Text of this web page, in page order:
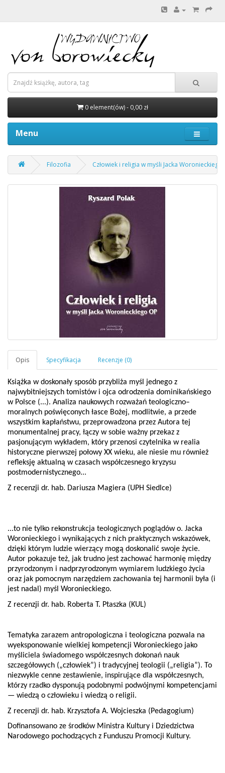
0 element(ów) - 0,00 zł
Menu
Filozofia Człowiek i religia w myśli Jacka Woronieckiego
Książka w doskonały sposób przybliża myśl jednego z
najwybitniejszych tomistów i ojca odrodzenia dominikańskiego
w Polsce (...). Analiza naukowych rozważań teologiczno–
moralnych poświęconych łasce Bożej, modlitwie, a przede
wszystkim kapłaństwu, przeprowadzona przez Autora tej
monumentalnej pracy, łączy w sobie ważny przekaz z
pasjonującym wykładem, który przenosi czytelnika w realia
historyczne pierwszej połowy XX wieku, ale niesie mu również
refleksję aktualną w czasach współczesnego kryzysu
postmodernistycznego...
Z recenzji dr. hab. Dariusza Magiera (UPH Siedlce)
...to nie tylko rekonstrukcja teologicznych poglądów o. Jacka
Woronieckiego i wynikających z nich praktycznych wskazówek,
dzięki którym ludzie wierzący mogą doskonalić swoje życie.
Autor pokazuje też, jak trudno jest zachować harmonię między
przyrodzonym i nadprzyrodzonym wymiarem ludzkiego życia
oraz jak pomocnym narzędziem zachowania tej harmonii była (i
jest nadal) myśl Woronieckiego.
Z recenzji dr. hab. Roberta T. Ptaszka (KUL)
Tematyka zarazem antropologiczna i teologiczna pozwala na
wyeksponowanie wielkiej kompetencji Woronieckiego jako
myśliciela świadomego współczesnych dokonań nauk
szczegółowych („człowiek”) i tradycyjnej teologii („religia”). To
niezwykle cenne zestawienie, inspirujące dla współczesnych,
którzy rzadko dysponują podobnymi podwójnymi kompetencjami
— wiedzą o człowieku i wiedzą o religii.
Z recenzji dr. hab. Krzysztofa A. Wojcieszka (Pedagogium)
Dofinansowano ze środków Ministra Kultury i Dziedzictwa
Narodowego pochodzących z Funduszu Promocji Kultury.